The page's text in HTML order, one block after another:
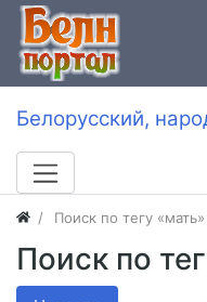
Белорусский,
Поиск по тегу «мать»
Поиск по